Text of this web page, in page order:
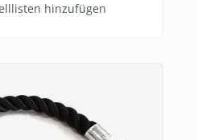
hinzufügen